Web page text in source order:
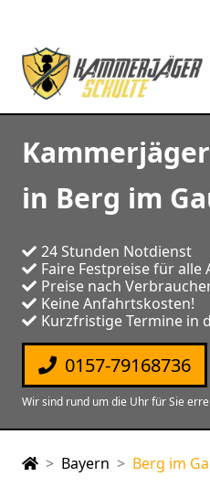
in Berg im
24 Stunden Notdienst
Faire Festpreise für alle
Preise nach
Keine Anfahrtskosten!
Kurzfristige Termine in
0157-79168736
Wir sind rund um die Uhr für Sie
Bayern Berg im